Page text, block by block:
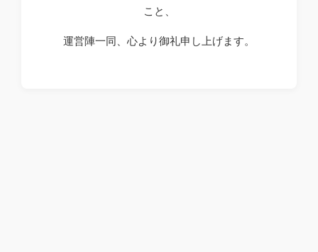
こと、
運営陣一同、心より御礼申し上げます。